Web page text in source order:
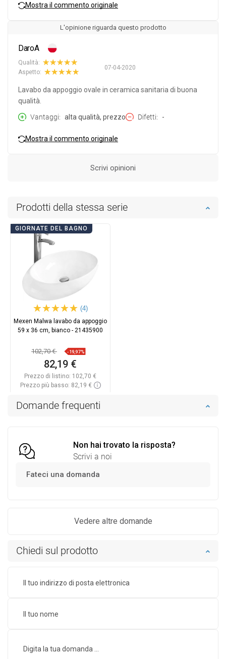
Domande frequenti
Non hai trovato la risposta?
Scrivi a noi
Fateci una domanda
Vedere altre domande
Mostra il commento originale
L'opinione riguarda questo prodotto
DaroA
07-04-2020
Qualità:
Aspetto:
Lavabo da appoggio ovale in ceramica sanitaria di buona
qualità.
Vantaggi
alta qualità, prezzo Difetti -
Mostra il commento originale
Scrivi opinioni
Chiedi sul prodotto
Prodotti della stessa serie
GIORNATE DEL BAGNO
(4)
Mexen Malwa lavabo da appoggio
59 x 36 cm, bianco - 21435900
102,70 € -19,97%
82,19 €
Prezzo di listino: 102,70 €
Prezzo più basso: 82,19 €